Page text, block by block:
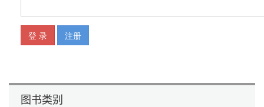
2.10.1 传统 for 循环 46
2.10.2 for-of 循环 47
2.10.3 for-in 循环 48
3.1 函数声明 59
图书类别